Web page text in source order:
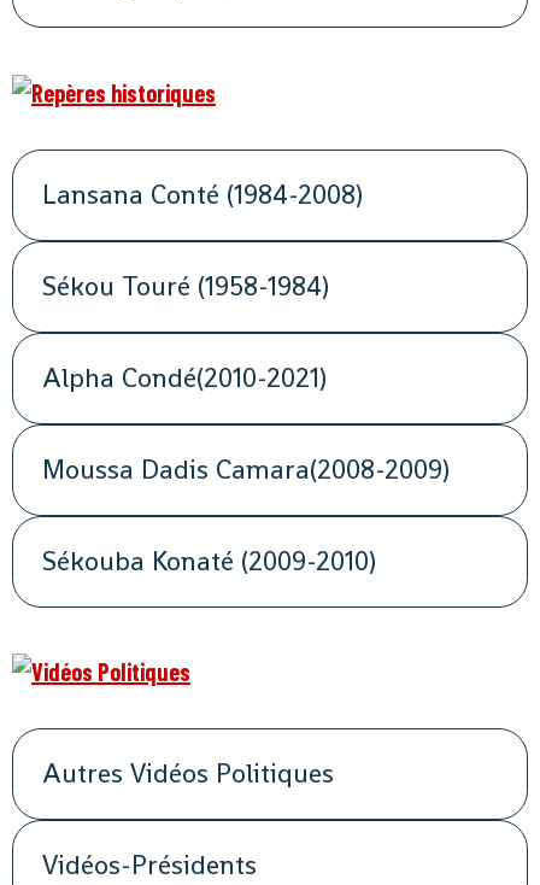
Lansana Conté (1984-2008)
Sékou Touré (1958-1984)
Alpha Condé(2010-2021)
Moussa Dadis Camara(2008-2009)
Sékouba Konaté (2009-2010)
Autres Vidéos Politiques
Vidéos-Présidents